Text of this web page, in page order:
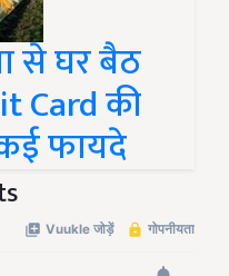
से घर बैठ
Card की
फायदे